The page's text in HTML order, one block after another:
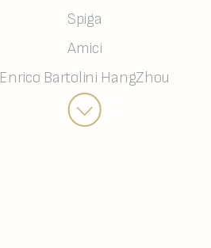
Spiga
Amici
Enrico Bartolini HangZhou